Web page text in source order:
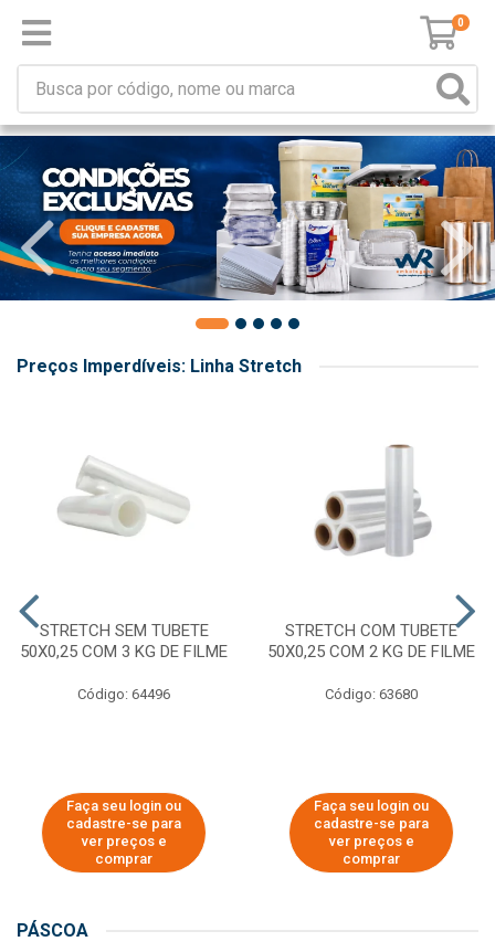
0
Preços Imperdíveis: Linha Stretch
STRETCH SEM TUBETE
50X0,25 COM 3 KG DE FILME
Código: 64496
Faça seu login ou
cadastre-se para
ver preços e
comprar
STRETCH COM TUBETE
50X0,25 COM 2 KG DE FILME
Código: 63680
Faça seu login ou
cadastre-se para
ver preços e
comprar
PÁSCOA